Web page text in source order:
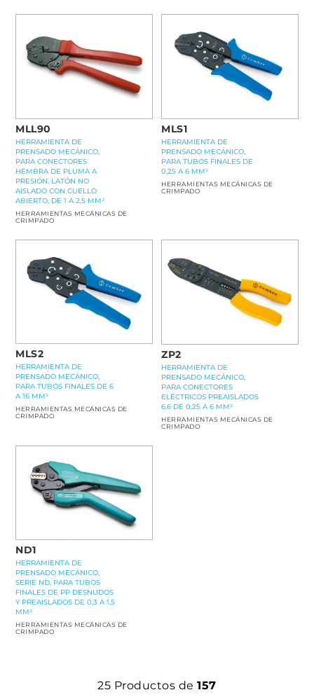
MLL90
HERRAMIENTA DE
PRENSADO MECÁNICO,
PARA CONECTORES
HEMBRA DE PLUMA A
PRESIÓN, LATÓN NO
AISLADO CON CUELLO
ABIERTO, DE 1 A 2,5 MM²
HERRAMIENTAS MECÁNICAS DE
CRIMPADO
MLS1
HERRAMIENTA DE
PRENSADO MECÁNICO,
PARA TUBOS FINALES DE
0,25 A 6 MM²
HERRAMIENTAS MECÁNICAS DE
CRIMPADO
MLS2
HERRAMIENTA DE
PRENSADO MECÁNICO,
PARA TUBOS FINALES DE 6
A 16 MM²
HERRAMIENTAS MECÁNICAS DE
CRIMPADO
ZP2
HERRAMIENTA DE
PRENSADO MECÁNICO,
PARA CONECTORES
ELÉCTRICOS PREAISLADOS
6,6 DE 0,25 A 6 MM²
HERRAMIENTAS MECÁNICAS DE
CRIMPADO
ND1
HERRAMIENTA DE
PRENSADO MECÁNICO,
SERIE ND, PARA TUBOS
FINALES DE PP DESNUDOS
Y PREAISLADOS DE 0,3 A 1,5
MM²
HERRAMIENTAS MECÁNICAS DE
CRIMPADO
25 Productos de157